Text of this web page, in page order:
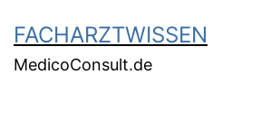
FACHARZTWISSEN
MedicoConsult.de